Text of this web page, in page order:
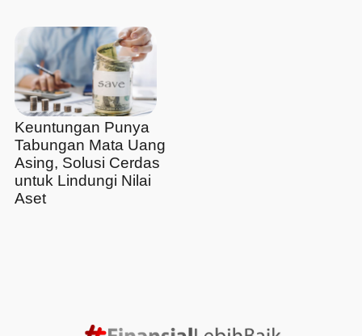
Keuntungan Punya
Tabungan Mata Uang
Asing, Solusi Cerdas
untuk Lindungi Nilai
Aset